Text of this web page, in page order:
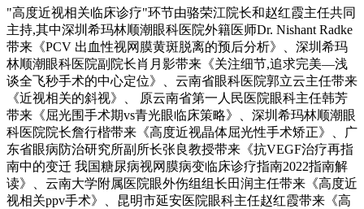
"高度近视相关临床诊疗"环节由骆荣江院长和赵红霞主任共同
主持,其中深圳希玛林顺潮眼科医院外籍医师Dr. Nishant Radke
带来《PCV 出血性视网膜黄斑脱离的预后分析》、深圳希玛
林顺潮眼科医院副院长肖月影带来《关注细节,追求完美—浅
谈全飞秒手术的中心定位》、云南省眼科医院郭立云主任带来
《近视相关的斜视》、 原云南省第一人民医院眼科主任韩芳
带来《屈光围手术期vs青光眼临床策略》、深圳希玛林顺潮眼
科医院院长詹行楷带来《高度近视晶体屈光性手术矫正》、广
东省眼病防治研究所副所长张良教授带来《抗VEGF治疗再指
南中的变迁 我国糖尿病视网膜病变临床诊疗指南2022指南解
读》、云南大学附属医院眼外伤组组长田润主任带来《高度近
视相关ppv手术》、昆明市延安医院眼科主任赵红霞带来《高